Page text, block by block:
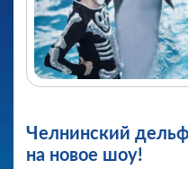
Челнинский
на новое шоу!